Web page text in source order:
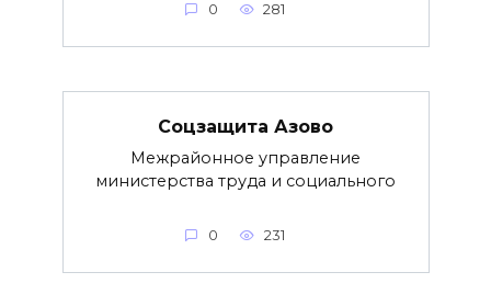
0 281
Соцзащита Азово
Межрайонное управление
министерства труда и социального
0 231